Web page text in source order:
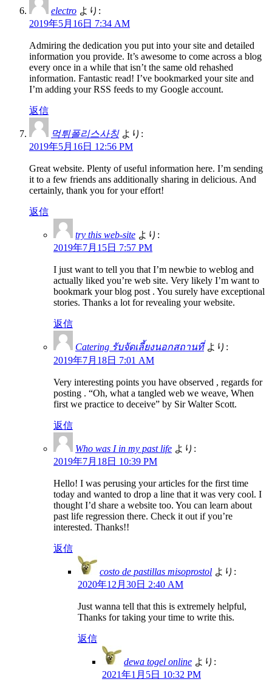
electro より:
2019年5月16日 7:34 AM
Admiring the dedication you put into your site and detailed
information you provide. It’s awesome to come across a blog
every once in a while that isn’t the same old rehashed
information. Fantastic read! I’ve bookmarked your site and
I’m adding your RSS feeds to my Google account.
返信
먹튀폴리스사칭 より:
2019年5月16日 12:56 PM
Great website. Plenty of useful information here. I’m sending
it to a few friends ans additionally sharing in delicious. And
certainly, thank you for your effort!
返信
try this web-site より:
2019年7月15日 7:57 PM
I just want to tell you that I’m newbie to weblog and
actually liked you’re web site. Very likely I’m want to
bookmark your blog post . You surely have exceptional
stories. Thanks a lot for revealing your website.
返信
Catering รับจัดเลี้ยงนอกสถานที่ より:
2019年7月18日 7:01 AM
Very interesting points you have observed , regards for
posting . “Oh, what a tangled web we weave, When
first we practice to deceive” by Sir Walter Scott.
返信
Who was I in my past life より:
2019年7月18日 10:39 PM
Hello! I was perusing your articles for the first time
today and wanted to drop a line that it was very cool. I
thought I’d share a website too. You can learn about
past life regression there. Check it out if you’re
interested. Thanks!!
返信
costo de pastillas misoprostol より:
2020年12月30日 2:40 AM
Just wanna tell that this is extremely helpful,
Thanks for taking your time to write this.
返信
dewa togel online より:
2021年1月5日 10:32 PM